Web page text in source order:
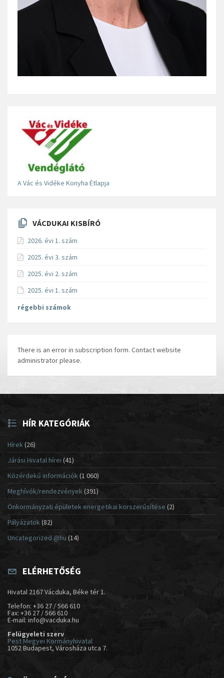
A Vác és Vidéke Konyha Étlapja
VÁCDUKAI KISBÍRÓ
2026. évi 1. szám
2025. évi 3. szám
2025. évi 2. szám
2025. évi 1. szám
régebbi számok
There is an error in subscription form. Contact website
administrator please.
HÍR KATEGÓRIÁK
Hírek(26)
Járási Hivatal hírei (41)
Közérdekű információk(1 060)
Meghívók/rendezvények (391)
Önkormányzati épületek energetikai korszerűsítése (2)
Pályázatok (82)
Uncategorized @hu (14)
ELÉRHETŐSÉG
Hivatal 2167 Vácduka, Béke tér 1.
Telefon: +36 27 / 566 610
Fax: +36 27 / 566 610
E-mail: info@vacduka.hu
Felügyeleti szerv
Pest Megyei Kormányhivatal
1052 Budapest, Városháza utca 7.